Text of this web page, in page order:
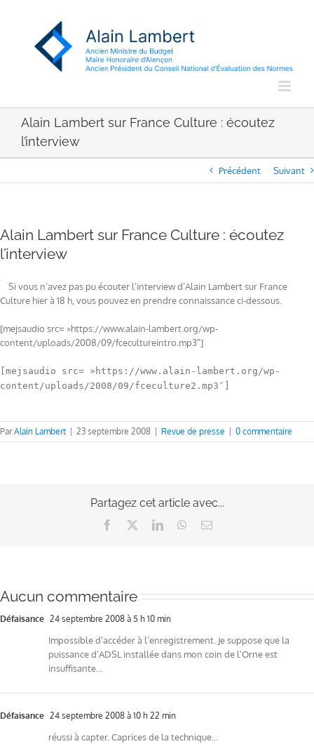
Alain Lambert sur France Culture : écoutez
l’interview
Précédent Suivant
Alain Lambert sur France Culture : écoutez
l’interview
Si vous n’avez pas pu écouter l’interview d’Alain Lambert sur France
Culture hier à 18 h, vous pouvez en prendre connaissance ci-dessous.
[mejsaudio src= »https://www.alain-lambert.org/wp-
content/uploads/2008/09/fcecultureintro.mp3″]
[mejsaudio src= »https://www.alain-lambert.org/wp-
content/uploads/2008/09/fceculture2.mp3″]
ParAlain Lambert 23 septembre 2008 Revue de presse 0 commentaire
Partagez cet article avec...
Facebook LinkedInWhatsApp
Email
Aucun commentaire
Défaisance 24 septembre 2008 à 5 h 10 min
Impossible d’accéder à l’enregistrement. Je suppose que la
puissance d’ADSL installée dans mon coin de l’Orne est
insuffisante…
Défaisance 24 septembre 2008 à 10 h 22 min
réussi à capter. Caprices de la technique…